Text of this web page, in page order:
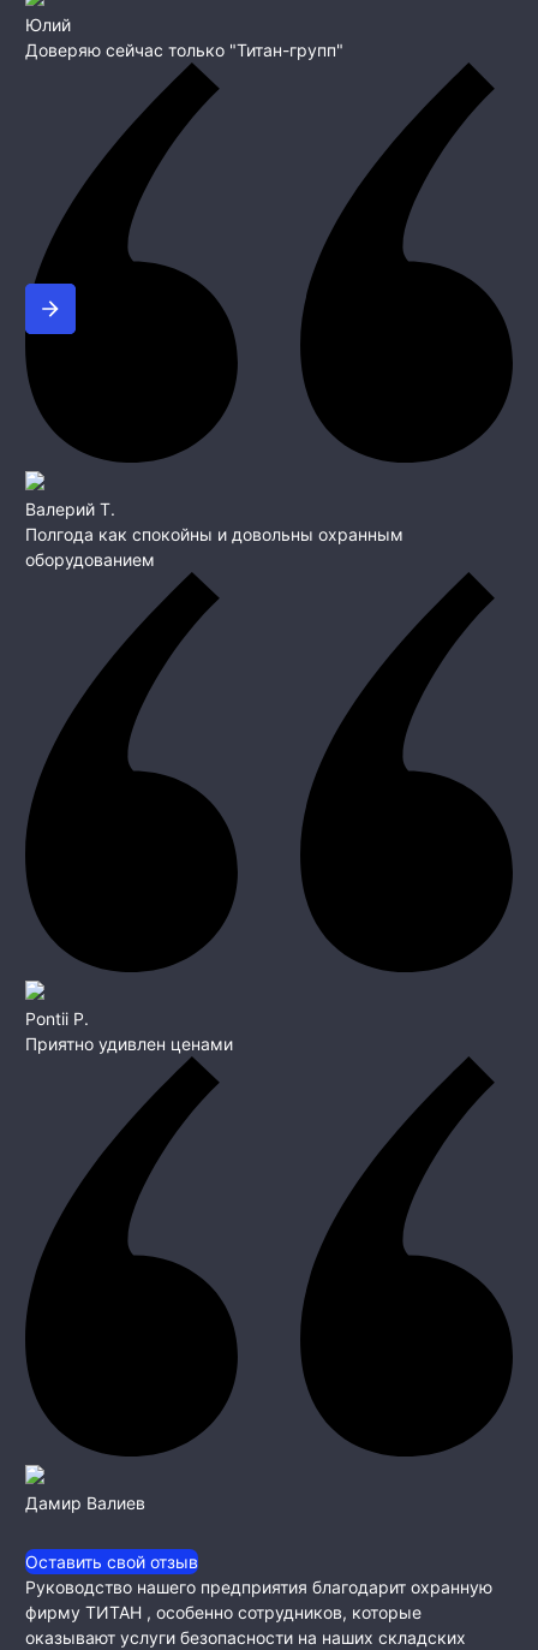
Юлий
Доверяю сейчас только "Титан-групп"
Валерий Т.
Полгода как спокойны и довольны охранным
оборудованием
Pontii P.
Приятно удивлен ценами
Дамир Валиев
Оставить свой отзыв
Руководство нашего предприятия благодарит охранную
фирму ТИТАН , особенно сотрудников, которые
оказывают услуги безопасности на наших складских